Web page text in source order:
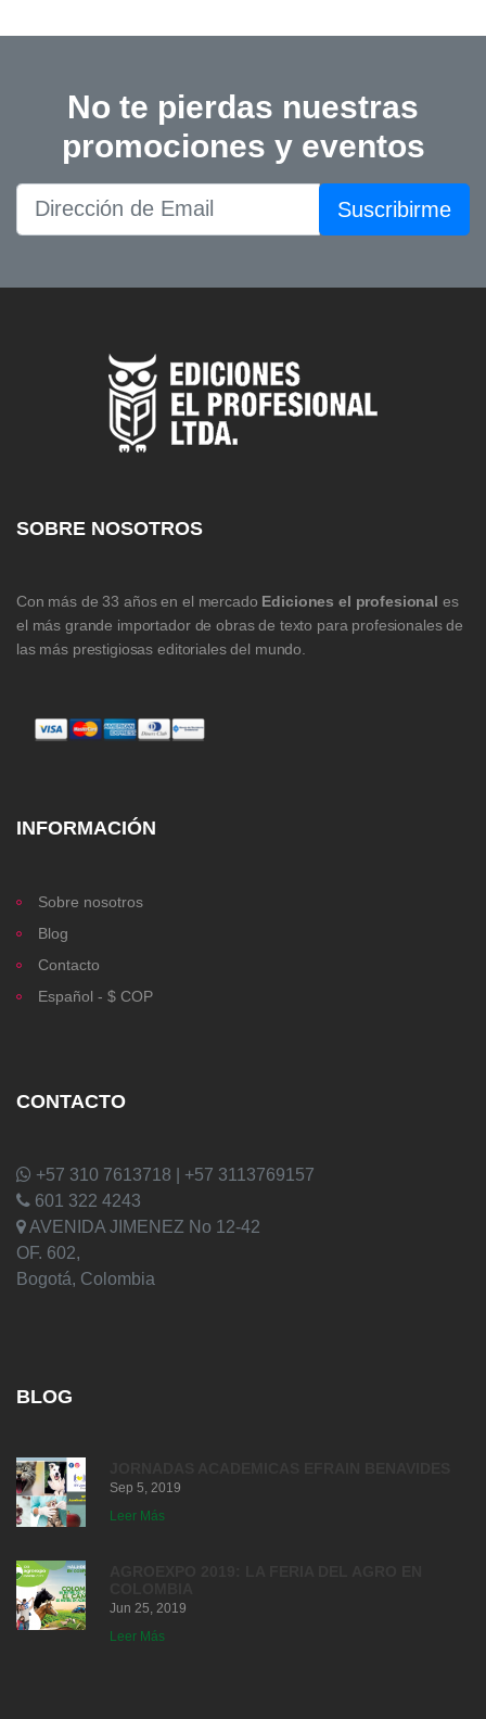
No te pierdas nuestras
promociones y eventos
Suscribirme
SOBRE NOSOTROS
Con más de 33 años en el mercado Ediciones el profesional es
el más grande importador de obras de texto para profesionales de
las más prestigiosas editoriales del mundo.
INFORMACIÓN
Sobre nosotros
Blog
Contacto
Español - $ COP
CONTACTO
+57 310 7613718 | +57 3113769157
601 322 4243
AVENIDA JIMENEZ No 12-42
OF. 602,
Bogotá, Colombia
BLOG
Sep 5, 2019
Leer Más
Jun 25, 2019
Leer Más